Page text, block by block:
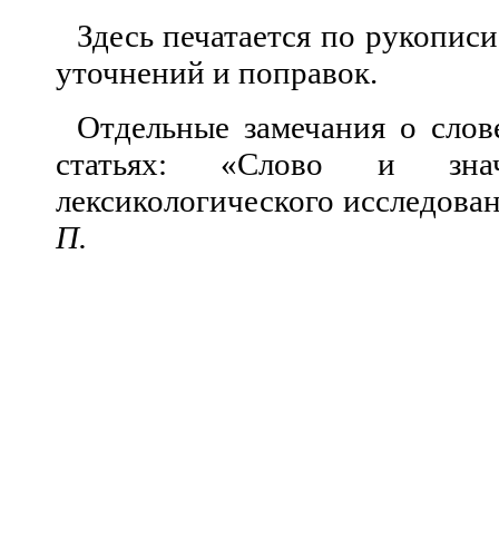
Здесь печатается по
уточнений и поправок.
Отдельные замечания о
статьях: «Слово и
лексикологического
П.